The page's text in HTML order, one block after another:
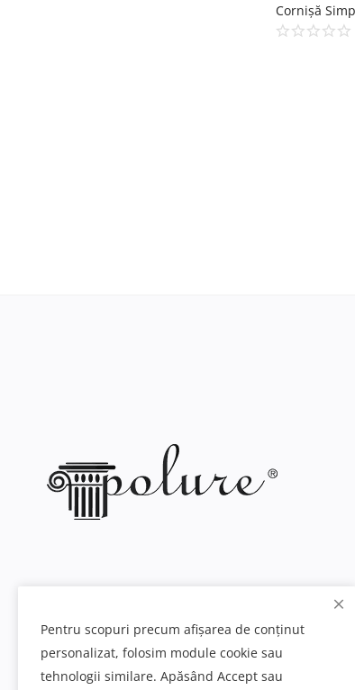
Pentru scopuri precum afișarea de conținut
personalizat, folosim module cookie sau
tehnologii similare. Apăsând Accept sau